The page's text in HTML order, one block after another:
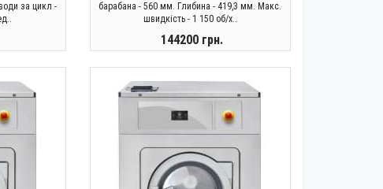
за цикл -
барабана - 560 мм. Глибина - 419,3 мм. Макс.
швидкість - 1 150 об/х..
144200 грн.